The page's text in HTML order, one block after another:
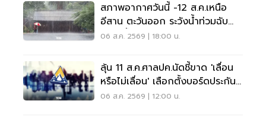
สภาพอากาศวันนี้ -12 ส.ค.เหนือ
อีสาน ตะวันออก ระวังน้ำท่วมฉับ
พลัน น้ำป่าไหลหลาก
06 ส.ค. 2569 | 18:00 น.
ลุ้น 11 ส.ค.ศาลปค.นัดชี้ขาด 'เลื่อน
หรือไม่เลื่อน' เลือกตั้งบอร์ดประกัน
สังคม
06 ส.ค. 2569 | 12:00 น.